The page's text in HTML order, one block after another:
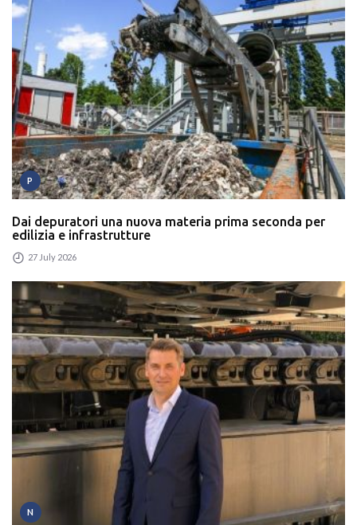
P
Dai depuratori una nuova materia prima seconda per
edilizia e infrastrutture
27 July 2026
N